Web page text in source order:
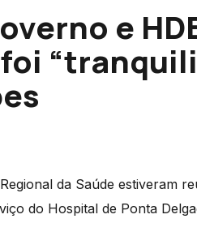
e
da Saúde estiveram
do Hospital de Ponta